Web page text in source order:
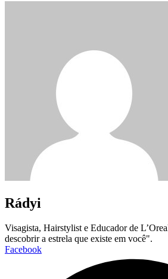
Rádyi
Visagista, Hairstylist e Educador de
descobrir a estrela que existe em você".
Facebook